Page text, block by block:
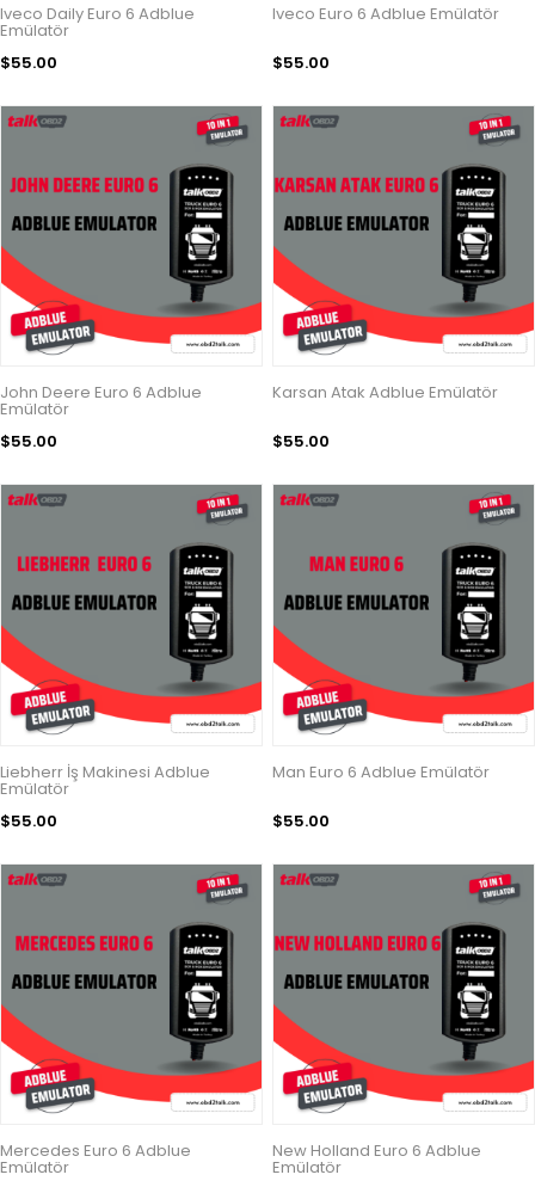
Iveco Daily Euro 6 Adblue
Emülatör
$55.00
Iveco Euro 6 Adblue Emülatör
$55.00
John Deere Euro 6 Adblue
Emülatör
$55.00
Karsan Atak Adblue Emülatör
$55.00
Liebherr İş Makinesi Adblue
Emülatör
$55.00
Man Euro 6 Adblue Emülatör
$55.00
Mercedes Euro 6 Adblue
Emülatör
New Holland Euro 6 Adblue
Emülatör